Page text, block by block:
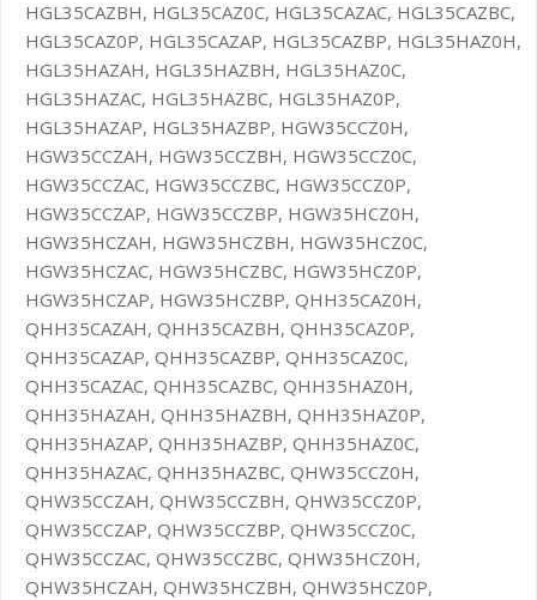
HGL35CAZBH, HGL35CAZ0C, HGL35CAZAC, HGL35CAZBC,
HGL35CAZ0P, HGL35CAZAP, HGL35CAZBP, HGL35HAZ0H,
HGL35HAZAH, HGL35HAZBH, HGL35HAZ0C,
HGL35HAZAC, HGL35HAZBC, HGL35HAZ0P,
HGL35HAZAP, HGL35HAZBP, HGW35CCZ0H,
HGW35CCZAH, HGW35CCZBH, HGW35CCZ0C,
HGW35CCZAC, HGW35CCZBC, HGW35CCZ0P,
HGW35CCZAP, HGW35CCZBP, HGW35HCZ0H,
HGW35HCZAH, HGW35HCZBH, HGW35HCZ0C,
HGW35HCZAC, HGW35HCZBC, HGW35HCZ0P,
HGW35HCZAP, HGW35HCZBP, QHH35CAZ0H,
QHH35CAZAH, QHH35CAZBH, QHH35CAZ0P,
QHH35CAZAP, QHH35CAZBP, QHH35CAZ0C,
QHH35CAZAC, QHH35CAZBC, QHH35HAZ0H,
QHH35HAZAH, QHH35HAZBH, QHH35HAZ0P,
QHH35HAZAP, QHH35HAZBP, QHH35HAZ0C,
QHH35HAZAC, QHH35HAZBC, QHW35CCZ0H,
QHW35CCZAH, QHW35CCZBH, QHW35CCZ0P,
QHW35CCZAP, QHW35CCZBP, QHW35CCZ0C,
QHW35CCZAC, QHW35CCZBC, QHW35HCZ0H,
QHW35HCZAH, QHW35HCZBH, QHW35HCZ0P,